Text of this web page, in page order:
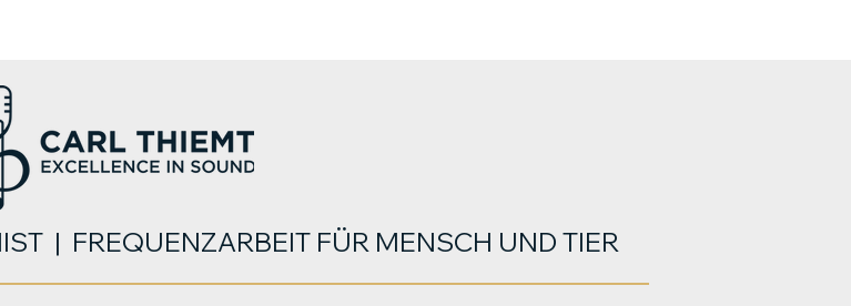
| FREQUENZARBEIT FÜR MENSCH UND TIER